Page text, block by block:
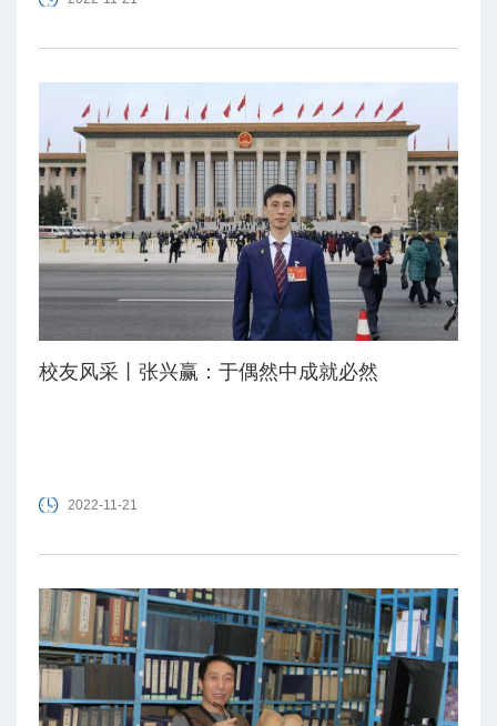
校友风采丨张兴赢：于偶然中成就必然
2022-11-21